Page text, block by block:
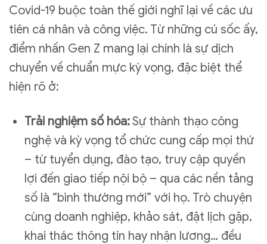
Covid-19 buộc toàn thế giới nghĩ lại về các ưu
tiên cá nhân và công việc. Từ những cú sốc ấy,
điểm nhấn Gen Z mang lại chính là sự dịch
chuyển về chuẩn mực kỳ vọng, đặc biệt thể
hiện rõ ở:
Trải nghiệm số hóa:Sự thành thạo công
nghệ và kỳ vọng tổ chức cung cấp mọi thứ
– từ tuyển dụng, đào tạo, truy cập quyền
lợi đến giao tiếp nội bộ – qua các nền tảng
số là “bình thường mới” với họ. Trò chuyện
cùng doanh nghiệp, khảo sát, đặt lịch gặp,
khai thác thông tin hay nhận lương… đều